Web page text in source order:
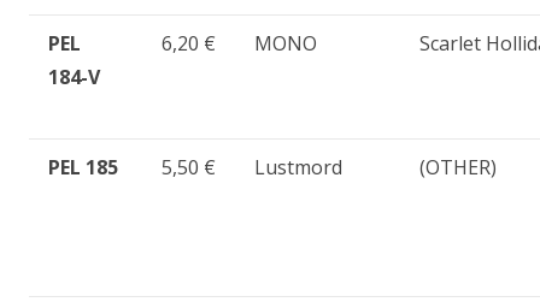
PEL
184-V
6,20 € MONO Scarlet
PEL 185 5,50 € Lustmord (OTHER)